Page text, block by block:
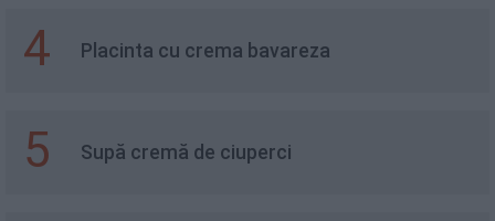
4 Placinta cu crema bavareza
5 Supă cremă de ciuperci